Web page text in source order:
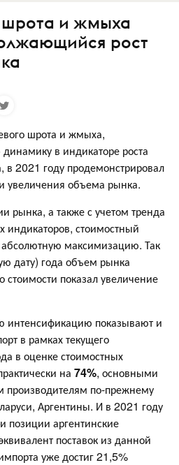
шрота и жмыха
рост
шрота и жмыха,
в индикаторе роста
в 2021 году продемонстрировал
увеличения объема рынка.
рынка, а также с учетом тренда
индикаторов, стоимостный
максимизацию. Так
дату) года объем рынка
показал увеличение
интенсификацию показывают и
в рамках текущего
в оценке стоимостных
на 74%, основными
производителям по-прежнему
Аргентины. И в 2021 году
позиции аргентинские
поставок из данной
уже достиг 21,5%